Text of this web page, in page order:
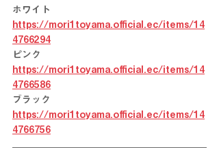
ホワイト
https://mori1toyama.official.ec/items/14
4766294
ピンク
https://mori1toyama.official.ec/items/14
4766586
ブラック
https://mori1toyama.official.ec/items/14
4766756